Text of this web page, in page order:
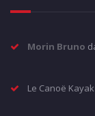
Morin Bruno
Le Canoë